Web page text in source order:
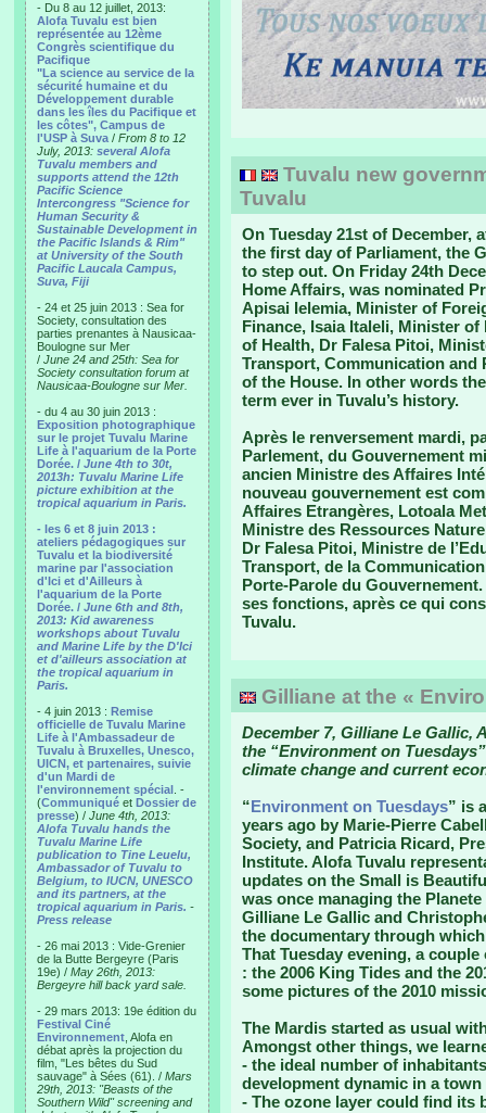
- Du 8 au 12 juillet, 2013:
Alofa Tuvalu est bien
représentée au 12ème
Congrès scientifique du
Pacifique
"La science au service de la
sécurité humaine et du
Développement durable
dans les îles du Pacifique et
les côtes", Campus de
l'USP à Suva / From 8 to 12
July, 2013: several Alofa
Tuvalu members and
supports attend the 12th
Pacific Science
Intercongress "Science for
Human Security &
Sustainable Development in
the Pacific Islands & Rim"
at University of the South
Pacific Laucala Campus,
Suva, Fiji
- 24 et 25 juin 2013 : Sea for
Society, consultation des
parties prenantes à Nausicaa-
Boulogne sur Mer
/ June 24 and 25th: Sea for
Society consultation forum at
Nausicaa-Boulogne sur Mer.
- du 4 au 30 juin 2013 :
Exposition photographique
sur le projet Tuvalu Marine
Life à l'aquarium de la Porte
Dorée. / June 4th to 30t,
2013h: Tuvalu Marine Life
picture exhibition at the
tropical aquarium in Paris.
- les 6 et 8 juin 2013 :
ateliers pédagogiques sur
Tuvalu et la biodiversité
marine par l'association
d'Ici et d'Ailleurs à
l'aquarium de la Porte
Dorée. / June 6th and 8th,
2013: Kid awareness
workshops about Tuvalu
and Marine Life by the D'Ici
et d'ailleurs association at
the tropical aquarium in
Paris.
- 4 juin 2013 : Remise
officielle de Tuvalu Marine
Life à l'Ambassadeur de
Tuvalu à Bruxelles, Unesco,
UICN, et partenaires, suivie
d'un Mardi de
l'environnement spécial . -
(Communiqué et Dossier de
presse) / June 4th, 2013:
Alofa Tuvalu hands the
Tuvalu Marine Life
publication to Tine Leuelu,
Ambassador of Tuvalu to
Belgium, to IUCN, UNESCO
and its partners, at the
tropical aquarium in Paris. -
Press release
- 26 mai 2013 : Vide-Grenier
de la Butte Bergeyre (Paris
19e) / May 26th, 2013:
Bergeyre hill back yard sale.
- 29 mars 2013: 19e édition du
Festival Ciné
Environnement , Alofa en
débat après la projection du
film, "Les bêtes du Sud
sauvage" à Sées (61). / Mars
29th, 2013: "Beasts of the
Southern Wild" screening and
Tuvalu new
Tuvalu
On Tuesday 21st of December,
the first day of Parliament, the
to step out. On Friday 24th
Home Affairs, was nominated
Apisai Ielemia, Minister of
Finance, Isaia Italeli, Minister
of Health, Dr Falesa Pitoi,
Transport, Communication and
of the House. In other words
term ever in Tuvalu’s history.
Après le renversement mardi,
Parlement, du Gouvernement
ancien Ministre des Affaires
nouveau gouvernement est
Affaires Etrangères, Lotoala
Ministre des Ressources
Dr Falesa Pitoi, Ministre de
Transport, de la
Porte-Parole du
ses fonctions, après ce qui
Tuvalu.
Gilliane at the «
December 7, Gilliane Le Gallic,
the “Environment on
climate change and current
“Environment on Tuesdays” is
years ago by Marie-Pierre
Society, and Patricia Ricard,
Institute. Alofa Tuvalu
updates on the Small is
was once managing the
Gilliane Le Gallic and
the documentary through
That Tuesday evening, a
: the 2006 King Tides and the
some pictures of the 2010
The Mardis started as usual
Amongst other things, we
- the ideal number of
development dynamic in a town
- The ozone layer could find its